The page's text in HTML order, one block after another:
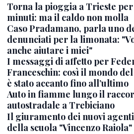
Torna la pioggia a Trieste
minuti: ma il caldo non molla
Caso Pradamano, parla uno
denunciati per la limonata:
anche aiutare i miei"
I messaggi di affetto per
Franceschin: così il mondo
è stato accanto fino all’ultimo
Auto in fiamme lungo il
autostradale a Trebiciano
Il giuramento dei nuovi
della scuola "Vincenzo